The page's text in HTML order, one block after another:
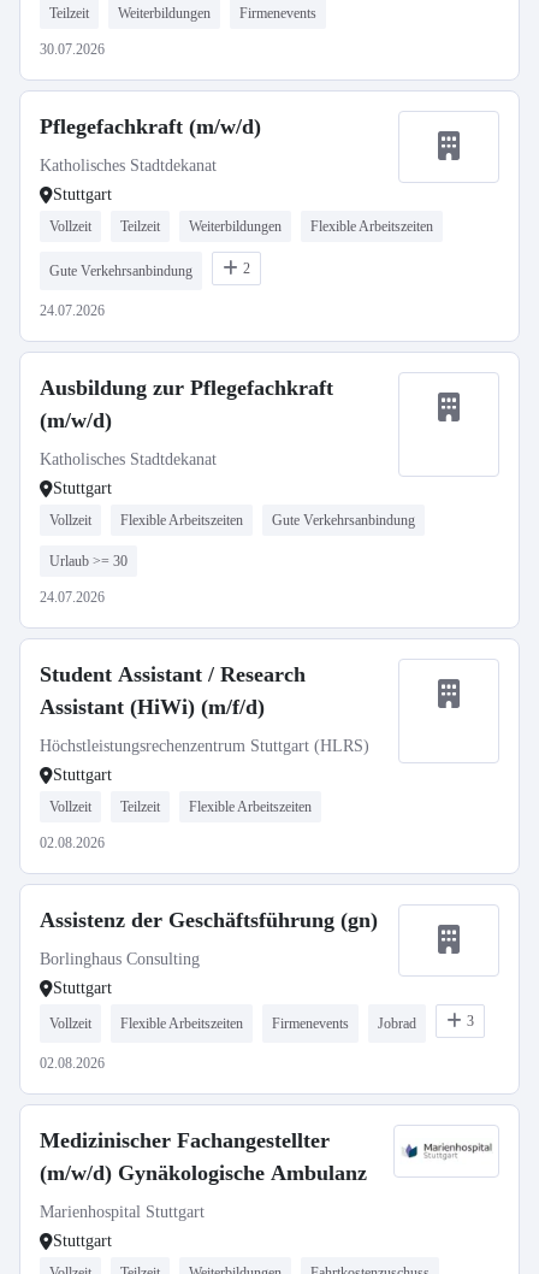
Teilzeit Weiterbildungen Firmenevents
30.07.2026
Pflegefachkraft (m/w/d)
Katholisches Stadtdekanat
Stuttgart
Vollzeit Teilzeit Weiterbildungen Flexible Arbeitszeiten
Gute Verkehrsanbindung 2
24.07.2026
Ausbildung zur Pflegefachkraft
(m/w/d)
Katholisches Stadtdekanat
Stuttgart
Vollzeit Flexible Arbeitszeiten Gute Verkehrsanbindung
Urlaub >= 30
24.07.2026
Student Assistant / Research
Assistant (HiWi) (m/f/d)
Höchstleistungsrechenzentrum Stuttgart (HLRS)
Stuttgart
Vollzeit Teilzeit Flexible Arbeitszeiten
02.08.2026
Assistenz der Geschäftsführung (gn)
Borlinghaus Consulting
Stuttgart
Vollzeit Flexible Arbeitszeiten Firmenevents Jobrad 3
02.08.2026
Medizinischer Fachangestellter
(m/w/d) Gynäkologische Ambulanz
Marienhospital Stuttgart
Stuttgart